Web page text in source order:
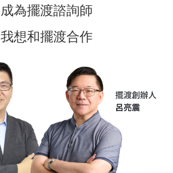
成為擺渡諮詢師
我想和擺渡合作